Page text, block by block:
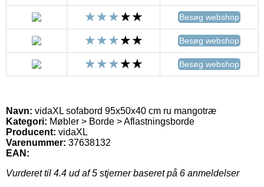
Besøg webshop
Besøg webshop
Besøg webshop
Navn: vidaXL sofabord 95x50x40 cm ru mangotræ
Kategori: Møbler > Borde > Aflastningsborde
Producent: vidaXL
Varenummer: 37638132
EAN:
Vurderet til 4.4 ud af 5 stjerner baseret på 6 anmeldelser